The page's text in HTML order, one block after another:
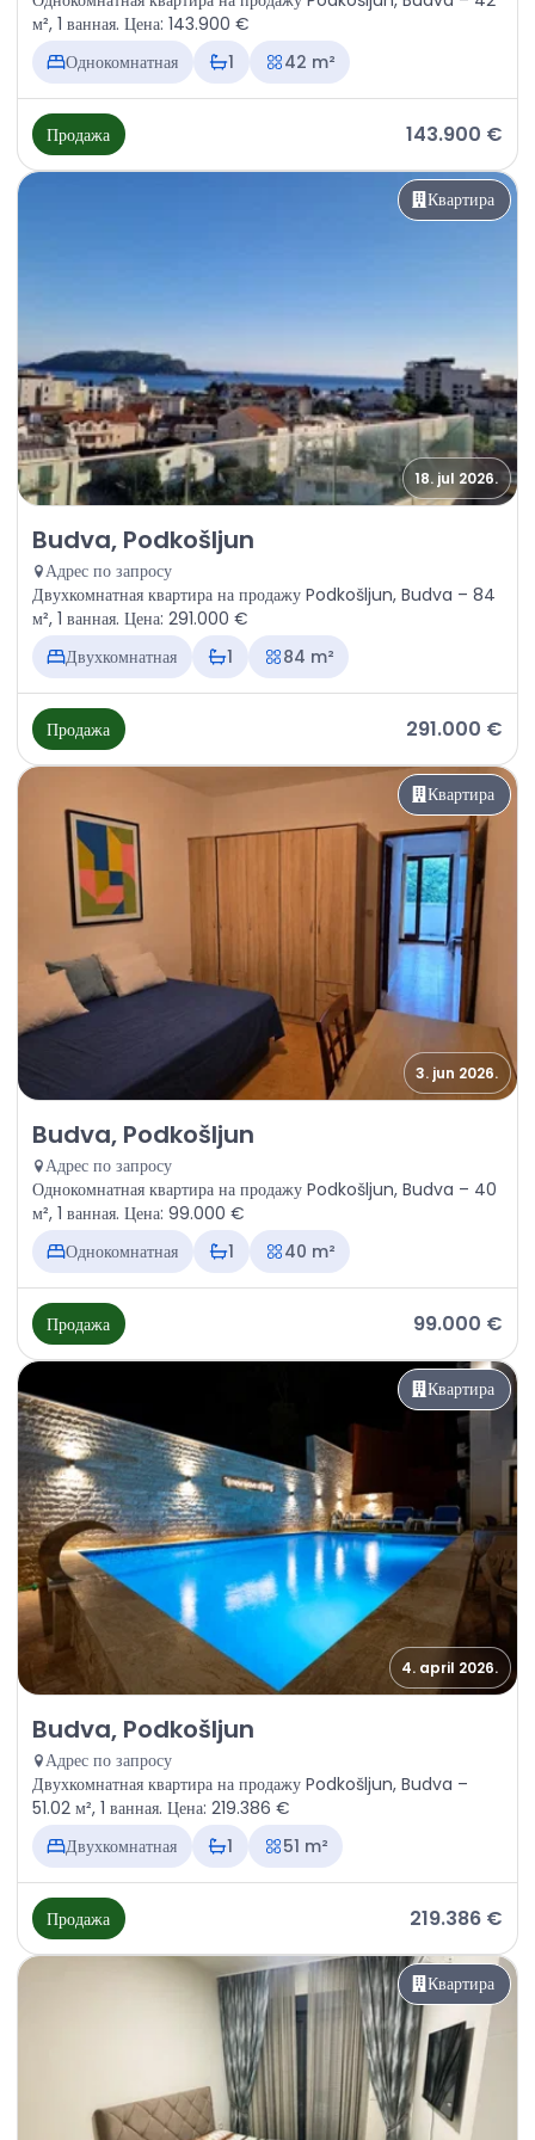
м², 1 ванная. Цена: 143.900 €
Однокомнатная
1 42 m²
Продажа 143.900 €
Квартира
18. jul 2026.
Продажа - Квартира Budva, Podkošljun
Budva, Podkošljun
Адрес по запросу
Двухкомнатная квартира на продажу Podkošljun, Budva – 84
м², 1 ванная. Цена: 291.000 €
Двухкомнатная
1 84 m²
Продажа 291.000 €
Квартира
3. jun 2026.
Продажа - Квартира Budva, Podkošljun
Budva, Podkošljun
Адрес по запросу
Однокомнатная квартира на продажу Podkošljun, Budva – 40
м², 1 ванная. Цена: 99.000 €
Однокомнатная
1 40 m²
Продажа 99.000 €
Квартира
4. april 2026.
Продажа - Квартира Budva, Podkošljun
Budva, Podkošljun
Адрес по запросу
Двухкомнатная квартира на продажу Podkošljun, Budva –
51.02 м², 1 ванная. Цена: 219.386 €
Двухкомнатная
1 51 m²
Продажа 219.386 €
Квартира